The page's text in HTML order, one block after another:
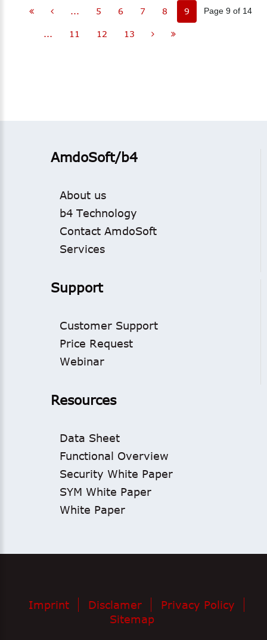
Page 9 of 14
... 5 6 7 8 9
... 11 12 13
AmdoSoft/b4
About us
b4 Technology
Contact AmdoSoft
Services
Support
Customer Support
Price Request
Webinar
Resources
Data Sheet
Functional Overview
Security White Paper
SYM White Paper
White Paper
Imprint Disclamer
Privacy Policy
Sitemap